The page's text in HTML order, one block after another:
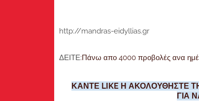
http://mandras-eidyllias.gr
ΔΕΙΤΕ:Πάνω απο 4000 προβολές ανα
ΚΑΝΤΕ LIKE Η ΑΚΟΛΟΥΘΗΣΤΕ
ΓΙΑ